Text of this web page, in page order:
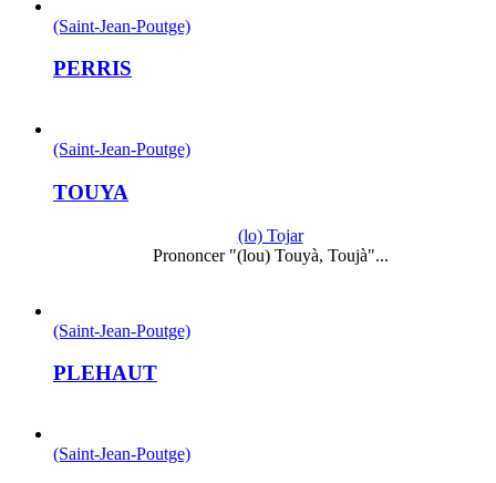
(Saint-Jean-Poutge)
PERRIS
(Saint-Jean-Poutge)
TOUYA
(lo) Tojar
Prononcer "(lou) Touyà, Toujà"...
(Saint-Jean-Poutge)
PLEHAUT
(Saint-Jean-Poutge)